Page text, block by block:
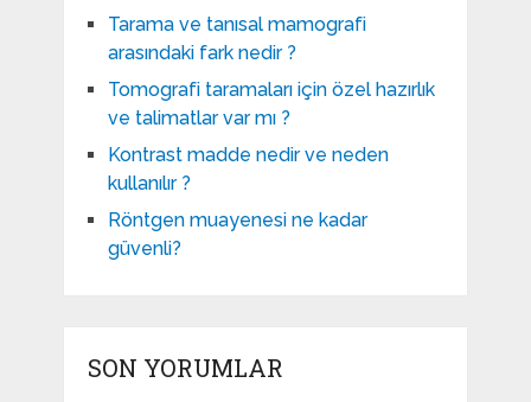
Tarama ve tanısal mamografi
arasındaki fark nedir ?
Tomografi taramaları için özel hazırlık
ve talimatlar var mı ?
Kontrast madde nedir ve neden
kullanılır ?
Röntgen muayenesi ne kadar
güvenli?
SON YORUMLAR